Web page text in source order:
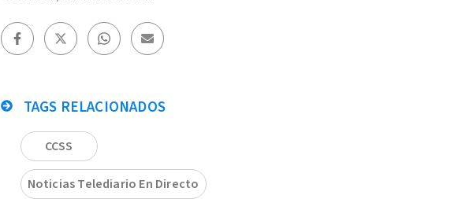
TAGS RELACIONADOS
CCSS
Noticias Telediario En Directo